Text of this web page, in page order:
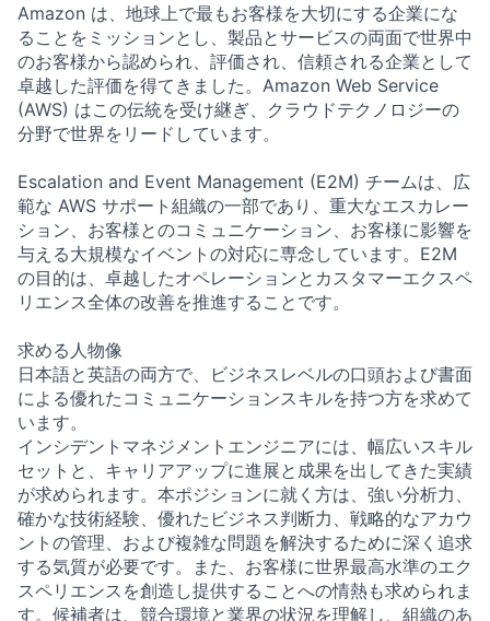
Amazon は、地球上で最もお客様を大切にする企業にな
ることをミッションとし、製品とサービスの両面で世界中
のお客様から認められ、評価され、信頼される企業として
卓越した評価を得てきました。Amazon Web Service
(AWS) はこの伝統を受け継ぎ、クラウドテクノロジーの
分野で世界をリードしています。
Escalation and Event Management (E2M) チームは、広
範な AWS サポート組織の一部であり、重大なエスカレー
ション、お客様とのコミュニケーション、お客様に影響を
与える大規模なイベントの対応に専念しています。E2M
の目的は、卓越したオペレーションとカスタマーエクスペ
リエンス全体の改善を推進することです。
求める人物像
日本語と英語の両方で、ビジネスレベルの口頭および書面
による優れたコミュニケーションスキルを持つ方を求めて
います。
インシデントマネジメントエンジニアには、幅広いスキル
セットと、キャリアアップに進展と成果を出してきた実績
が求められます。本ポジションに就く方は、強い分析力、
確かな技術経験、優れたビジネス判断力、戦略的なアカウ
ントの管理、および複雑な問題を解決するために深く追求
する気質が必要です。また、お客様に世界最高水準のエク
スペリエンスを創造し提供することへの情熱も求められま
す。候補者は、競合環境と業界の状況を理解し、組織のあ